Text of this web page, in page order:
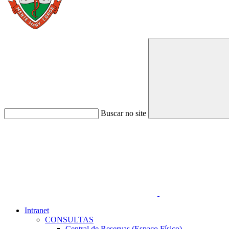
Buscar no site
Intranet
CONSULTAS